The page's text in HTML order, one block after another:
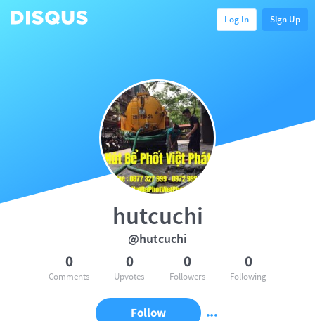
Log In Sign Up
hutcuchi
@hutcuchi
0
Comments
0
Upvotes
0
Followers
0
Following
Follow